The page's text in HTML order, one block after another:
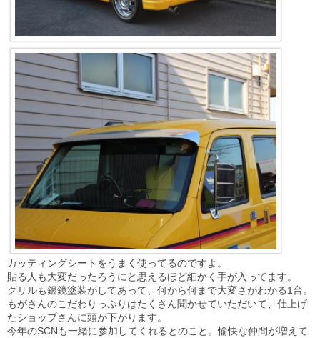
カッティングシートをうまく使ってるのですよ。
貼る人も大変だったろうにと思えるほど細かく手が入ってます。
グリルも銀鏡塗装がしてあって、何から何まで大変さがわかる1台。
もがさんのこだわりっぷりはたくさん聞かせていただいて、仕上げ
たショップさんに頭が下がります。
今年のSCNも一緒に参加してくれるとのこと。愉快な仲間が増えて